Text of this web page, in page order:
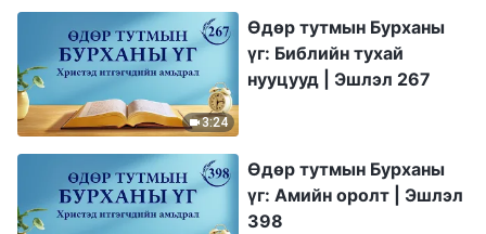
3:24
Өдөр тутмын Бурханы
үг: Библийн тухай
нууцууд | Эшлэл 267
Өдөр тутмын Бурханы
үг: Амийн оролт | Эшлэл
398